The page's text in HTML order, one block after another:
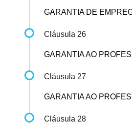
GARANTIA DE
Cláusula 26
GARANTIA AO
Cláusula 27
GARANTIA AO
Cláusula 28